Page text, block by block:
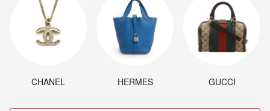
CHANEL HERMES GUCCI